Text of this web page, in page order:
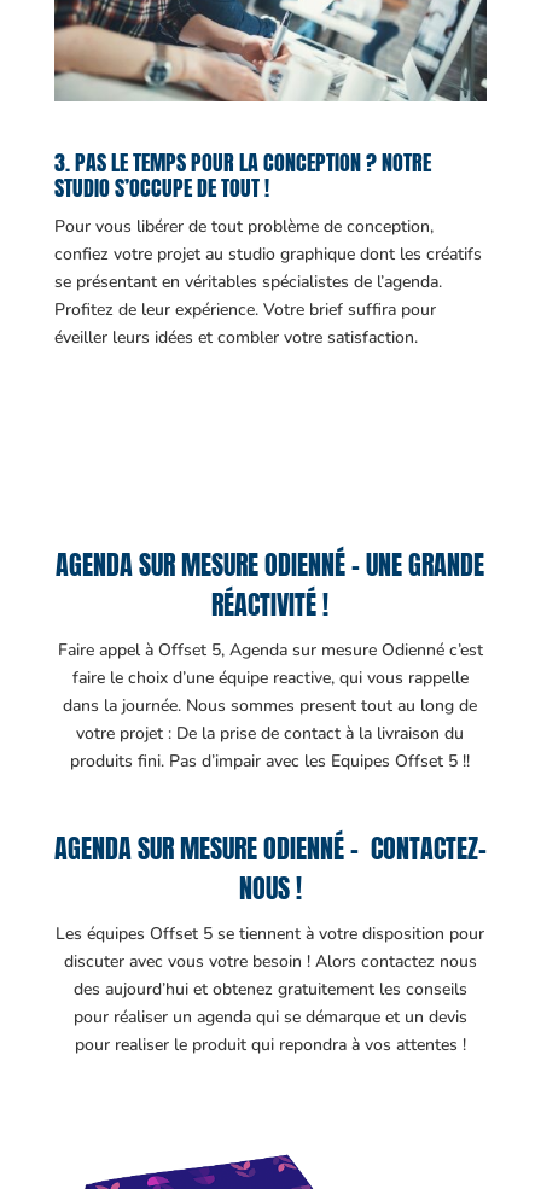
3. PAS LE TEMPS POUR LA CONCEPTION ? NOTRE
STUDIO S’OCCUPE DE TOUT !
Pour vous libérer de tout problème de conception,
confiez votre projet au studio graphique dont les créatifs
se présentant en véritables spécialistes de l’agenda.
Profitez de leur expérience. Votre brief suffira pour
éveiller leurs idées et combler votre satisfaction.
AGENDA SUR MESURE ODIENNÉ – UNE GRANDE
RÉACTIVITÉ !
Faire appel à Offset 5, Agenda sur mesure Odienné c’est
faire le choix d’une équipe reactive, qui vous rappelle
dans la journée. Nous sommes present tout au long de
votre projet : De la prise de contact à la livraison du
produits fini. Pas d’impair avec les Equipes Offset 5 !!
AGENDA SUR MESURE ODIENNÉ – CONTACTEZ-
NOUS !
Les équipes Offset 5 se tiennent à votre disposition pour
discuter avec vous votre besoin ! Alors contactez nous
des aujourd’hui et obtenez gratuitement les conseils
pour réaliser un agenda qui se démarque et un devis
pour realiser le produit qui repondra à vos attentes !